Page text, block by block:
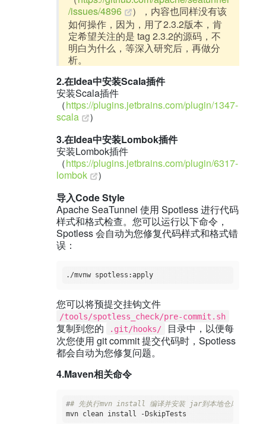
/issues/4896
），内容也同样没有该
如何操作，因为，用了2.3.2版本，肯
定希望关注的是 tag 2.3.2的源码，不
明白为什么，等深入研究后，再做分
析。
2.在Idea中安装Scala插件
安装Scala插件
（https://plugins.jetbrains.com/plugin/1347-
scala
）
3.在Idea中安装Lombok插件
安装Lombok插件
（https://plugins.jetbrains.com/plugin/6317-
lombok
）
导入Code Style
Apache SeaTunnel 使用 Spotless 进行代码
样式和格式检查。您可以运行以下命令，
Spotless 会自动为您修复代码样式和格式错
误：
./mvnw spotless:apply
您可以将预提交挂钩文件
/tools/spotless_check/pre-commit.sh
复制到您的 .git/hooks/
目录中，以便每
次您使用 git commit 提交代码时，Spotless
都会自动为您修复问题。
4.Maven相关命令
## 先执行mvn install 编译并安装 jar到本地仓库